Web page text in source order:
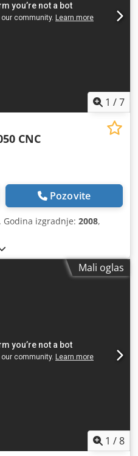
1 /7
CNC
Pozovite
, Godina izgradnje: 2008,
Mali oglas
1 /8